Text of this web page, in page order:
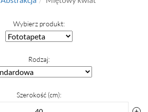
Wybierz produkt:
Rodzaj:
Szerokość (cm):